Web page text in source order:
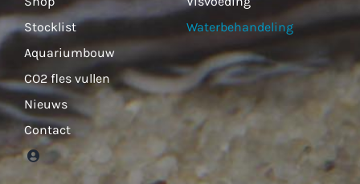
Stocklist
Aquariumbouw
CO2 fles vullen
Nieuws
Contact
Waterbehandeling